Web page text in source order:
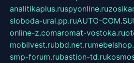
analitikaplus.ruspyonline.ru
sloboda-ural.pp.ruAUTO-COM.SU
online-z.comaromat-vostoka.ru
mobilvest.rubbd.net.ru
smp-forum.rubastion-td.ru